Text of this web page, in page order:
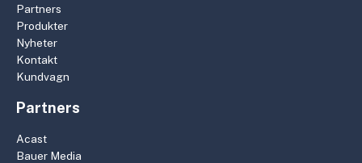
Partners
Produkter
Nyheter
Kontakt
Kundvagn
Partners
Acast
Bauer Media